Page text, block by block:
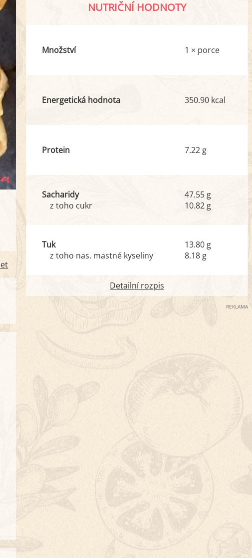
NUTRIČNÍ HODNOTY
Množství 1 × porce
Energetická hodnota 350.90 kcal
Protein 7.22 g
Sacharidy
z toho cukr
47.55 g
10.82 g
Tuk
z toho nas. mastné kyseliny
13.80 g
8.18 g
Detailní rozpis
REKLAMA